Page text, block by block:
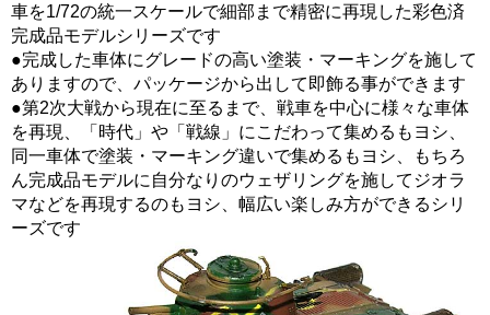
車を1/72の統一スケールで細部まで精密に再現した彩色済
完成品モデルシリーズです
●完成した車体にグレードの高い塗装・マーキングを施して
ありますので、パッケージから出して即飾る事ができます
●第2次大戦から現在に至るまで、戦車を中心に様々な車体
を再現、「時代」や「戦線」にこだわって集めるもヨシ、
同一車体で塗装・マーキング違いで集めるもヨシ、もちろ
ん完成品モデルに自分なりのウェザリングを施してジオラ
マなどを再現するのもヨシ、幅広い楽しみ方ができるシリ
ーズです